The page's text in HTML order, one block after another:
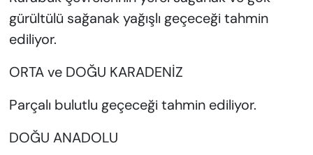
gürültülü sağanak yağışlı geçeceği tahmin
ediliyor.
ORTA ve DOĞU KARADENİZ
Parçalı bulutlu geçeceği tahmin ediliyor.
DOĞU ANADOLU